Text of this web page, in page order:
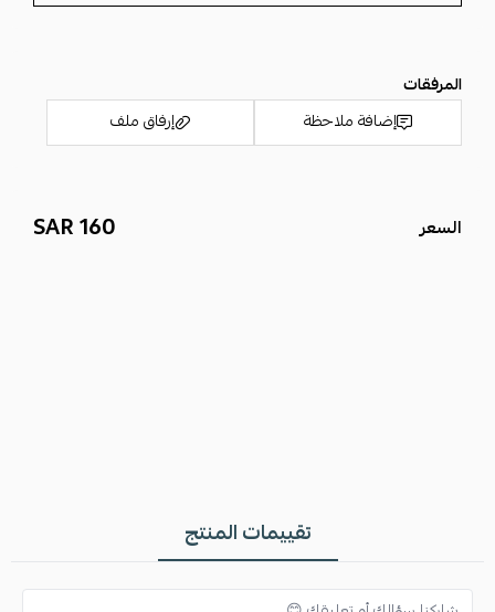
المرفقات
إضافة ملاحظة
إرفاق ملف
السعر 160 SAR
تقييمات المنتج